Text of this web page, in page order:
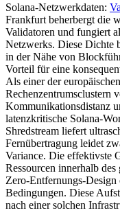
Solana-Netzwerkdaten:
Frankfurt beherbergt die
Validatoren und fungiert
Netzwerks. Diese Dichte
in der Nähe von
Vorteil für eine
Als einer der
Rechenzentrumsclustern
Kommunikationsdistanz
latenzkritische Solana-
Shredstream liefert
Fernübertragung leidet
Variance. Die effektivste
Ressourcen innerhalb
Zero-Entfernungs-Design
Bedingungen. Diese
nach einer solchen